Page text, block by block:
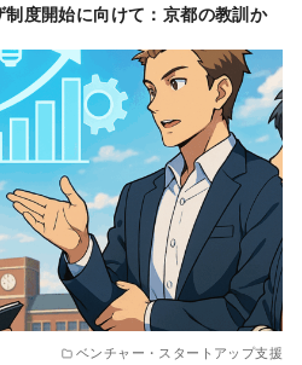
度開始に向けて：京都の教訓か
ベンチャー・スタートアップ支援